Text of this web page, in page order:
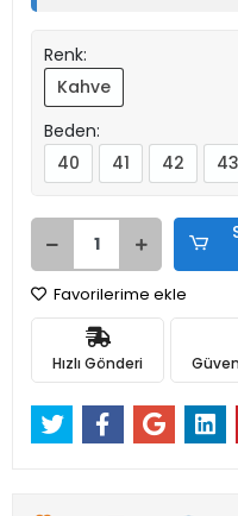
Renk:
Kahve
Beden:
40
41 42 43
Favorilerime ekle
Hızlı Gönderi